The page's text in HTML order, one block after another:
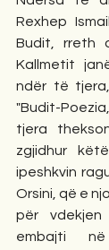
Rexhep
Budit, rreth
Kallmetit
ndër të
"Budit-
tjera
zgjidhur
ipeshkvin
Orsini, që e
për
embajti